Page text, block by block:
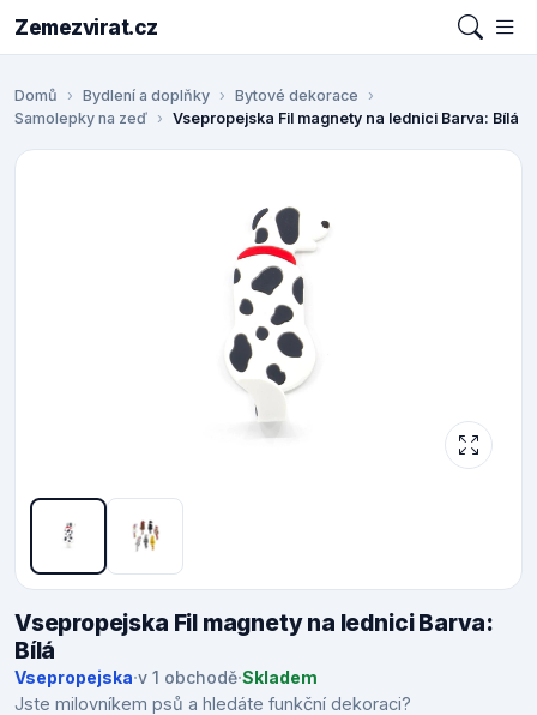
Zemezvirat.cz
Domů Bydlení a doplňky
Bytové dekorace
Samolepky na zeď
Vsepropejska Fil magnety na lednici Barva: Bílá
Vsepropejska Fil magnety na lednici Barva:
Bílá
Vsepropejska·v 1 obchodě·Skladem
Jste milovníkem psů a hledáte funkční dekoraci?